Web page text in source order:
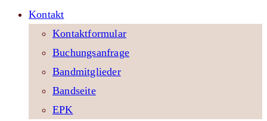
Kontakt
Kontaktformular
Buchungsanfrage
Bandmitglieder
Bandseite
EPK